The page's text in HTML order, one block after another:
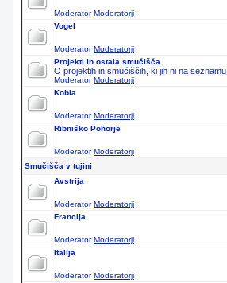
ModeratorModeratorji
Vogel
ModeratorModeratorji
Projekti in ostala smučišča
O projektih in smučiščih, ki jih ni na seznamu.
ModeratorModeratorji
Kobla
ModeratorModeratorji
Ribniško Pohorje
ModeratorModeratorji
Smučišča v tujini
Avstrija
ModeratorModeratorji
Francija
ModeratorModeratorji
Italija
ModeratorModeratorji